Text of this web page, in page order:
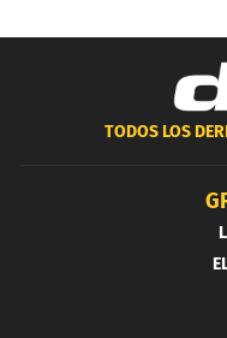
TODOS LOS